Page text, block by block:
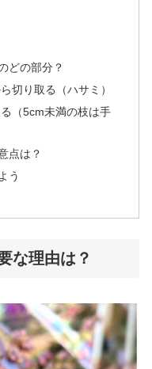
どの部分？
切り取る（ハサミ）
（5cm未満の枝は手
点は？
う
な理由は？